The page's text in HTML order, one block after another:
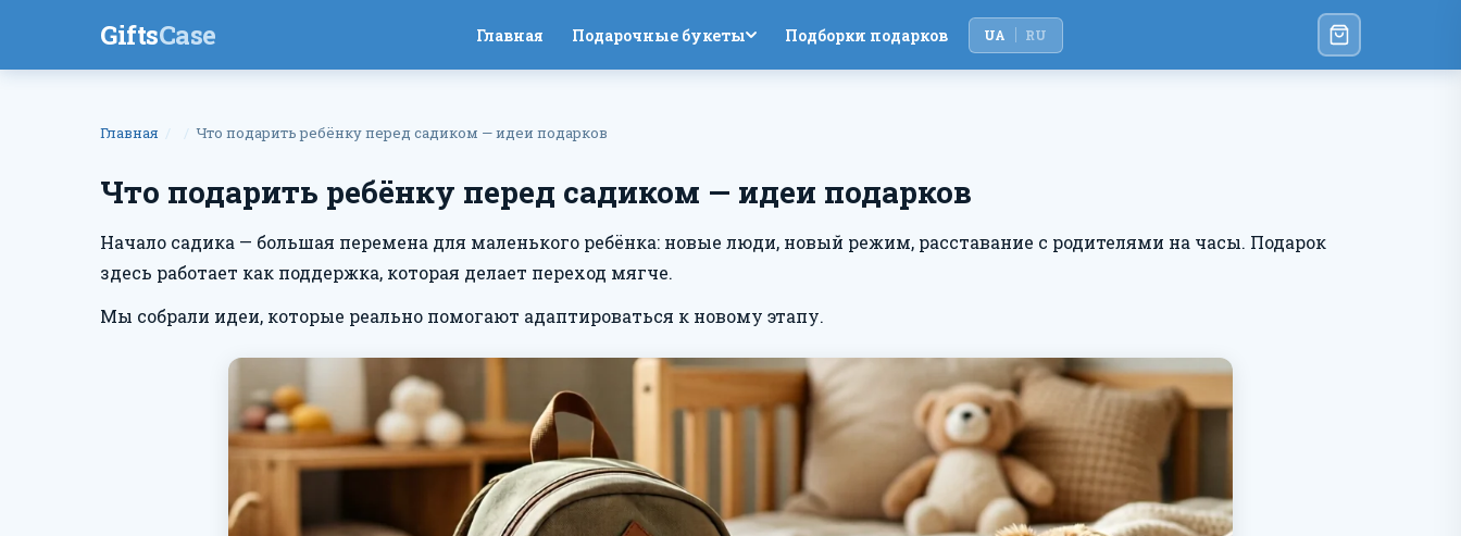
GiftsCase Главная Подарочные букеты Подборки подарков UA RU
Главная Что подарить ребёнку перед садиком — идеи подарков
Что подарить ребёнку перед садиком — идеи подарков
Начало садика — большая перемена для маленького ребёнка: новые люди, новый режим, расставание с родителями на часы. Подарок
здесь работает как поддержка, которая делает переход мягче.
Мы собрали идеи, которые реально помогают адаптироваться к новому этапу.